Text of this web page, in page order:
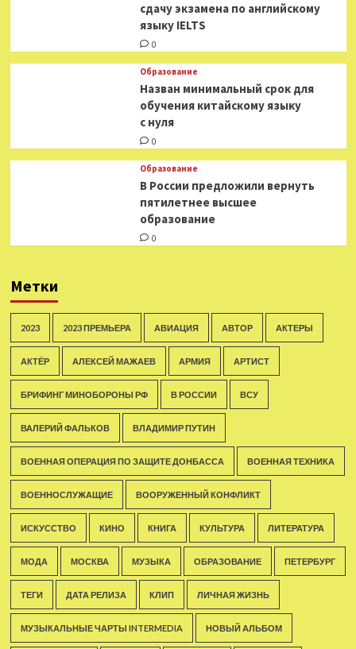
сдачу экзамена по английскому
языку IELTS
0
Образование
Назван минимальный срок для
обучения китайскому языку
с нуля
0
Образование
В России предложили вернуть
пятилетнее высшее
образование
0
Метки
2023 2023 ПРЕМЬЕРА АВИАЦИЯ АВТОР АКТЕРЫ
АКТЁР АЛЕКСЕЙ МАЖАЕВ АРМИЯ АРТИСТ
БРИФИНГ МИНОБОРОНЫ РФ В РОССИИ ВСУ
ВАЛЕРИЙ ФАЛЬКОВ ВЛАДИМИР ПУТИН
ВОЕННАЯ ОПЕРАЦИЯ ПО ЗАЩИТЕ ДОНБАССА ВОЕННАЯ ТЕХНИКА
ВОЕННОСЛУЖАЩИЕ ВООРУЖЕННЫЙ КОНФЛИКТ
ИСКУССТВО КИНО КНИГА КУЛЬТУРА ЛИТЕРАТУРА
МОДА МОСКВА МУЗЫКА ОБРАЗОВАНИЕ ПЕТЕРБУРГ
ТЕГИ ДАТА РЕЛИЗА КЛИП ЛИЧНАЯ ЖИЗНЬ
МУЗЫКАЛЬНЫЕ ЧАРТЫ INTERMEDIA НОВЫЙ АЛЬБОМ